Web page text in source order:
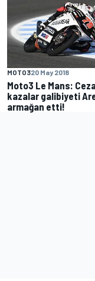
MOTO320 May 2018
Moto3 Le Mans:
kazalar galibiyeti
armağan etti!